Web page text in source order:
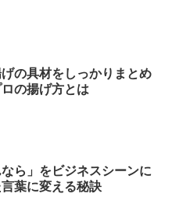
の具材をしっかりまとめ
の揚げ方とは
なら」をビジネスシーンに
葉に変える秘訣